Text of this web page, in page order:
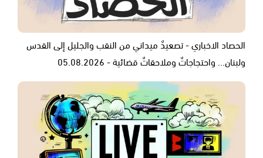
الحصاد الاخباري - تصعيدٌ ميداني من النقب والجليل إلى القدس
ولبنان... واحتجاجاتٌ وملاحقاتٌ قضائية - 05.08.2026